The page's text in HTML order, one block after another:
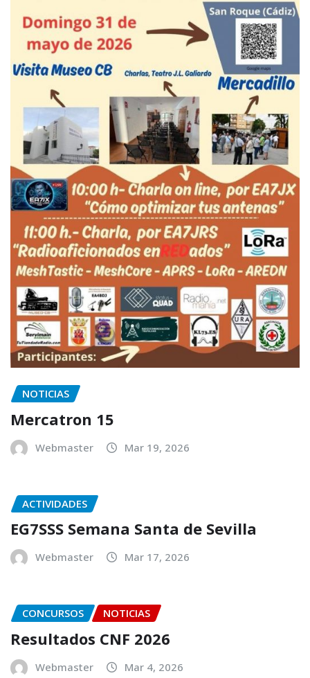
NOTICIAS
Mercatron 15
Webmaster Mar 19, 2026
ACTIVIDADES
EG7SSS Semana Santa de Sevilla
Webmaster Mar 17, 2026
CONCURSOS NOTICIAS
Resultados CNF 2026
Webmaster Mar 4, 2026